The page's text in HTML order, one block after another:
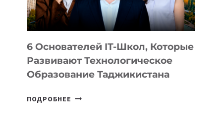
OPENAI
6 Основателей IT-Школ, Которые
Развивают Технологическое
Образование Таджикистана
ПОДРОБНЕЕ 6